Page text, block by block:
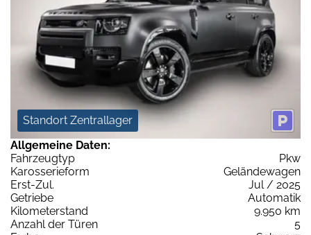
Standort Zentrallager
Allgemeine Daten:
Fahrzeugtyp
Pkw
Karosserieform
Geländewagen
Erst-Zul.
Jul / 2025
Getriebe
Automatik
Kilometerstand
9.950 km
Anzahl der Türen
5